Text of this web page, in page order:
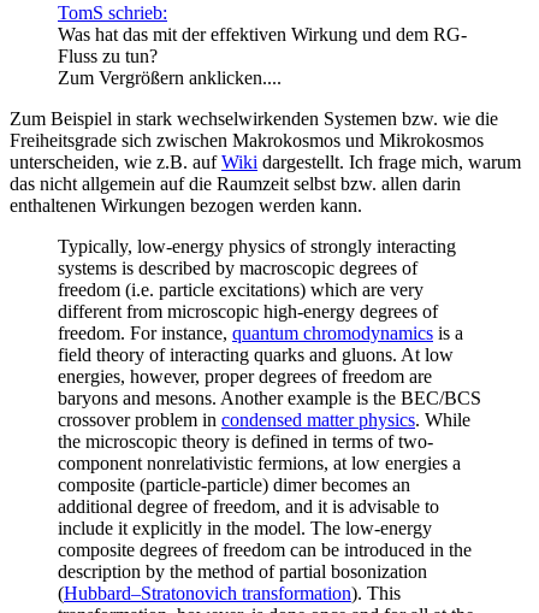
TomS schrieb:
Was hat das mit der effektiven Wirkung und dem RG-
Fluss zu tun?
Zum Vergrößern anklicken....
Zum Beispiel in stark wechselwirkenden Systemen bzw. wie die
Freiheitsgrade sich zwischen Makrokosmos und Mikrokosmos
unterscheiden, wie z.B. aufWiki dargestellt. Ich frage mich, warum
das nicht allgemein auf die Raumzeit selbst bzw. allen darin
enthaltenen Wirkungen bezogen werden kann.
Typically, low-energy physics of strongly interacting
systems is described by macroscopic degrees of
freedom (i.e. particle excitations) which are very
different from microscopic high-energy degrees of
freedom. For instance, quantum chromodynamics is a
field theory of interacting quarks and gluons. At low
energies, however, proper degrees of freedom are
baryons and mesons. Another example is the BEC/BCS
crossover problem in condensed matter physics. While
the microscopic theory is defined in terms of two-
component nonrelativistic fermions, at low energies a
composite (particle-particle) dimer becomes an
additional degree of freedom, and it is advisable to
include it explicitly in the model. The low-energy
composite degrees of freedom can be introduced in the
description by the method of partial bosonization
(Hubbard–Stratonovich transformation). This